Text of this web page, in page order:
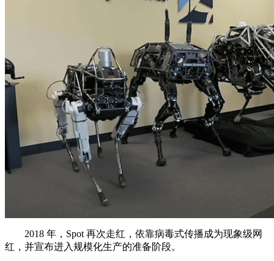
2018 年，Spot 再次走红，依靠病毒式传播成为现象级网
红，并宣布进入规模化生产的准备阶段。